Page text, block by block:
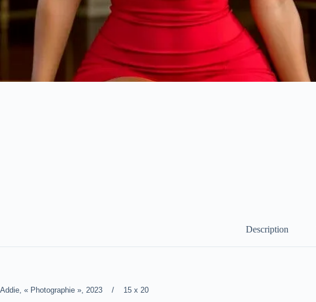
Description
Addie, « Photographie », 2023 / 15 x 20